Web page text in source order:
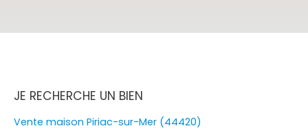
JE RECHERCHE UN BIEN
Vente maison Piriac-sur-Mer (44420)